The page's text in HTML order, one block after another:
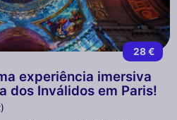
28 €
experiência imersiva
dos Inválidos em Paris!